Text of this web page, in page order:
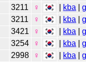
3211 ♀ kba |
3211 ♀ kba |
3421 ♀ kba |
3254 ♀ kba |
2998 ♀ kba |